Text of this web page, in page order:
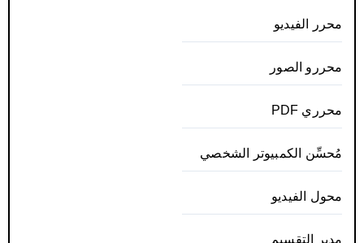
محرر الفيديو
محررو الصور
محرري PDF
مُحسِّن الكمبيوتر الشخصي
محول الفيديو
مدير التقسيم